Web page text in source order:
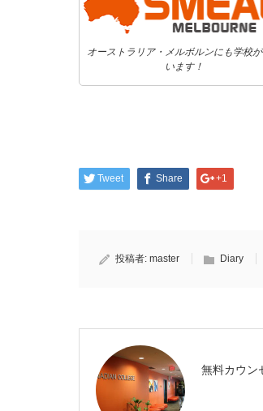
オーストラリア・メルボルンにも学校
います！
Tweet Share +1
投稿者: master Diary
無料カウン